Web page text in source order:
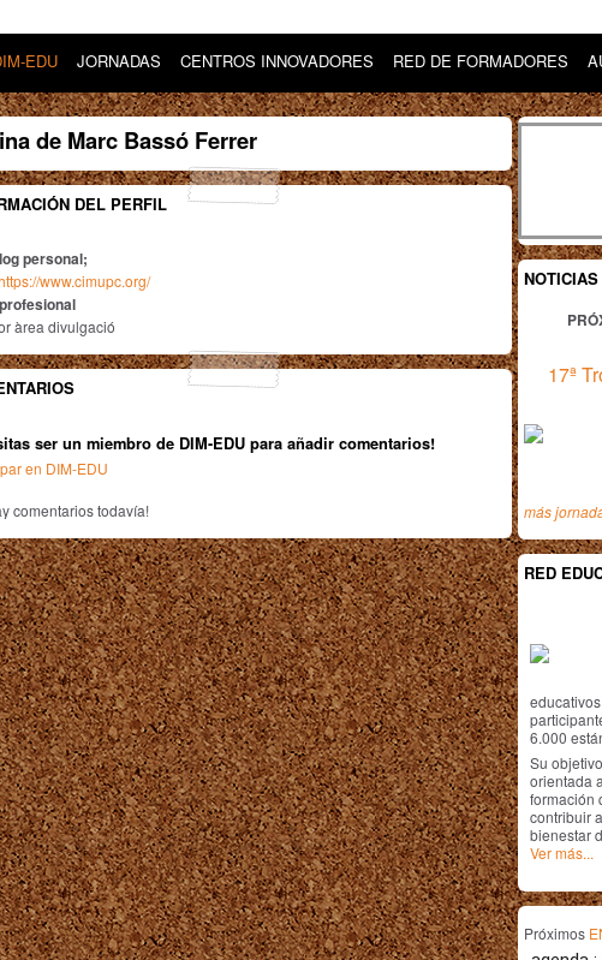
EDU JORNADAS CENTROS INNOVADORES RED DE FORMADORES
de Marc Bassó Ferrer
DEL PERFIL
personal;
www.cimupc.org/
àrea divulgació
ser un miembro de DIM-EDU para añadir comentarios!
en DIM-EDU
comentarios todavía!
17ª
más
RED
6.000
Su
orientada
formación
contribuir
bienestar
Ver más...
Próximos